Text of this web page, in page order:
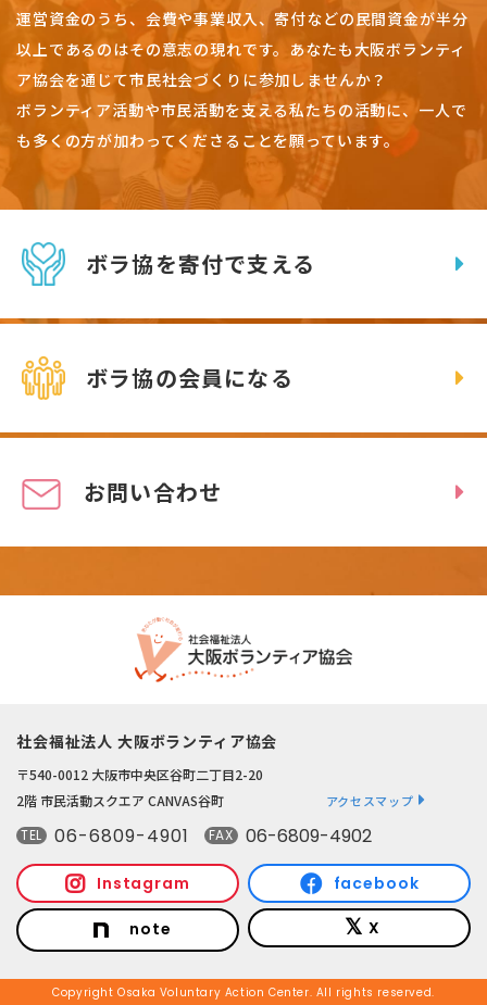
運営資金のうち、会費や事業収入、寄付などの民間資金が半分
以上であるのはその意志の現れです。 あなたも大阪ボランティ
ア協会を通じて市民社会づくりに参加しませんか？
ボランティア活動や市民活動を支える私たちの活動に、一人で
も多くの方が加わってくださることを願っています。
ボラ協を寄付で支える
ボラ協の会員になる
お問い合わせ
社会福祉法人 大阪ボランティア協会
〒540-0012 大阪市中央区谷町二丁目2-20
2階 市民活動スクエア CANVAS谷町
アクセスマップ
TEL 06-6809-4901 FAX 06-6809-4902
Instagram facebook
note X
Copyright Osaka Voluntary Action Center. All rights reserved.